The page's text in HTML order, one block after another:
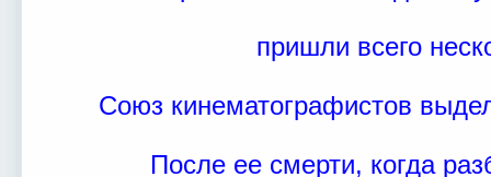
пришли всего
Союз кинематографистов
После ее смерти, когда